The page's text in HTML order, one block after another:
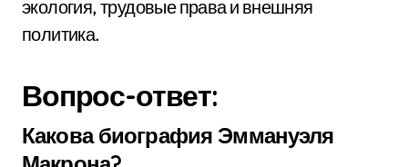
экология, трудовые права и внешняя
политика.
Вопрос-ответ:
Какова биография Эммануэля